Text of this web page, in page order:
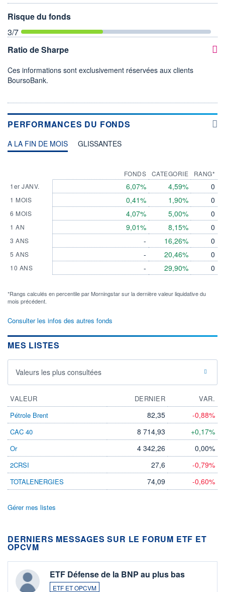
Risque du fonds
3/7
Ratio de Sharpe
Ces informations sont exclusivement réservées aux clients
BoursoBank.
PERFORMANCES DU FONDS
A LA FIN DE MOIS GLISSANTES
1er JANV.
1 MOIS
6 MOIS
1 AN
3 ANS
5 ANS
10 ANS
FONDS
6,07%
0,41%
4,07%
9,01%
-
-
-
CATEGORIE
4,59%
1,90%
5,00%
8,15%
16,26%
20,46%
29,90%
RANG*
0
0
0
0
0
0
0
*Rangs calculés en percentile par Morningstar sur la dernière valeur liquidative du
mois précédent.
Consulter les infos des autres fonds
MES LISTES
Valeurs les plus consultées
VALEUR DERNIER
VAR.
Pétrole Brent
82,35 -0,88%
CAC 40 8 714,93 +0,17%
Or 4 342,26 0,00%
2CRSI 27,6 -0,79%
TOTALENERGIES 74,09 -0,60%
Gérer mes listes
DERNIERS MESSAGES SUR LE FORUM ETF ET
OPCVM
ETF Défense de la BNP au plus bas
ETF ET OPCVM